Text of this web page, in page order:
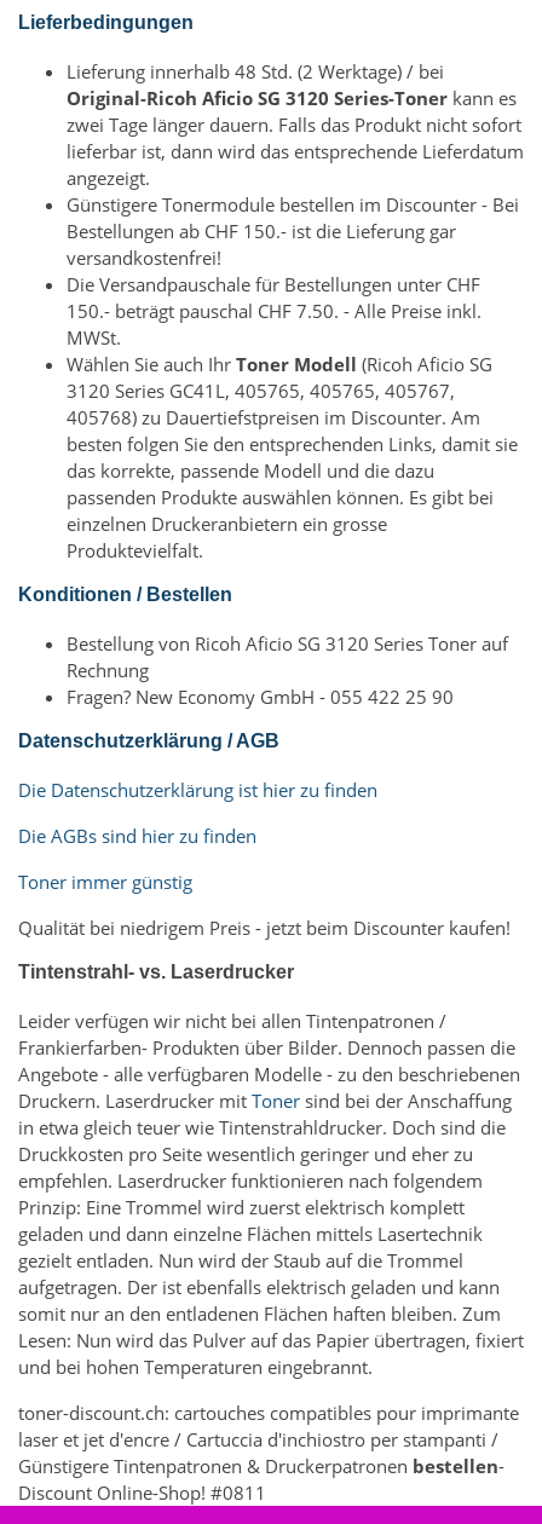
Lieferbedingungen
Lieferung innerhalb 48 Std. (2 Werktage) / bei
Original-Ricoh Aficio SG 3120 Series-Toner kann es
zwei Tage länger dauern. Falls das Produkt nicht sofort
lieferbar ist, dann wird das entsprechende Lieferdatum
angezeigt.
Günstigere Tonermodule bestellen im Discounter - Bei
Bestellungen ab CHF 150.- ist die Lieferung gar
versandkostenfrei!
Die Versandpauschale für Bestellungen unter CHF
150.- beträgt pauschal CHF 7.50. - Alle Preise inkl.
MWSt.
Wählen Sie auch Ihr Toner Modell (Ricoh Aficio SG
3120 Series GC41L, 405765, 405765, 405767,
405768) zu Dauertiefstpreisen im Discounter. Am
besten folgen Sie den entsprechenden Links, damit sie
das korrekte, passende Modell und die dazu
passenden Produkte auswählen können. Es gibt bei
einzelnen Druckeranbietern ein grosse
Produktevielfalt.
Konditionen / Bestellen
Bestellung von Ricoh Aficio SG 3120 Series Toner auf
Rechnung
Fragen? New Economy GmbH - 055 422 25 90
Datenschutzerklärung / AGB
Die Datenschutzerklärung ist hier zu finden
Die AGBs sind hier zu finden
Toner immer günstig
Qualität bei niedrigem Preis - jetzt beim Discounter kaufen!
Tintenstrahl- vs. Laserdrucker
Leider verfügen wir nicht bei allen Tintenpatronen /
Frankierfarben- Produkten über Bilder. Dennoch passen die
Angebote - alle verfügbaren Modelle - zu den beschriebenen
Druckern. Laserdrucker mit Toner sind bei der Anschaffung
in etwa gleich teuer wie Tintenstrahldrucker. Doch sind die
Druckkosten pro Seite wesentlich geringer und eher zu
empfehlen. Laserdrucker funktionieren nach folgendem
Prinzip: Eine Trommel wird zuerst elektrisch komplett
geladen und dann einzelne Flächen mittels Lasertechnik
gezielt entladen. Nun wird der Staub auf die Trommel
aufgetragen. Der ist ebenfalls elektrisch geladen und kann
somit nur an den entladenen Flächen haften bleiben. Zum
Lesen: Nun wird das Pulver auf das Papier übertragen, fixiert
und bei hohen Temperaturen eingebrannt.
toner-discount.ch: cartouches compatibles pour imprimante
laser et jet d'encre / Cartuccia d'inchiostro per stampanti /
Günstigere Tintenpatronen & Druckerpatronen bestellen-
Discount Online-Shop! #0811